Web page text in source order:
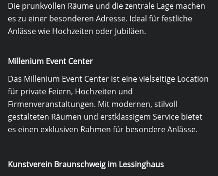
Die prunkvollen Räume und die zentrale Lage machen
es zu einer besonderen Adresse. Ideal für festliche
Anlässe wie Hochzeiten oder Jubiläen.
Millenium Event Center
Das Millenium Event Center ist eine vielseitige Location
für private Feiern, Hochzeiten und
Firmenveranstaltungen. Mit modernen, stilvoll
gestalteten Räumen und erstklassigem Service bietet
es einen exklusiven Rahmen für besondere Anlässe.
Kunstverein Braunschweig im Lessinghaus